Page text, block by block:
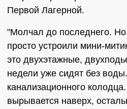
Первой Лагерной.
"Молчал до последнего. Но
просто устроили мини-
это двухэтажные,
недели уже сидят без
канализационного
вырывается наверх,